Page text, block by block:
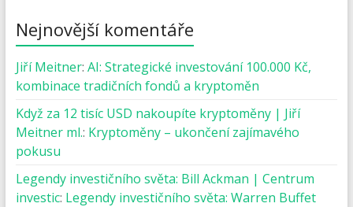
Nejnovější komentáře
Jiří Meitner: AI: Strategické investování 100.000 Kč,
kombinace tradičních fondů a kryptoměn
Když za 12 tisíc USD nakoupíte kryptoměny | Jiří
Meitner ml.: Kryptoměny – ukončení zajímavého
pokusu
Legendy investičního světa: Bill Ackman | Centrum
investic: Legendy investičního světa: Warren Buffet